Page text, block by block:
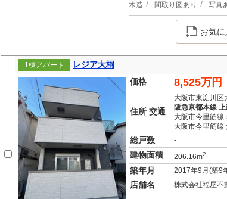
木造 間取り図あり 写真
お気
1棟アパート
レジア大桐
価格
8,525万円
住所 交通
大阪市東淀川区
阪急京都本線
大阪市今里筋線
大阪市今里筋線
総戸数 -
建物面積 206.16m2
築年月 2017年9月(築9
店舗名 株式会社福屋不